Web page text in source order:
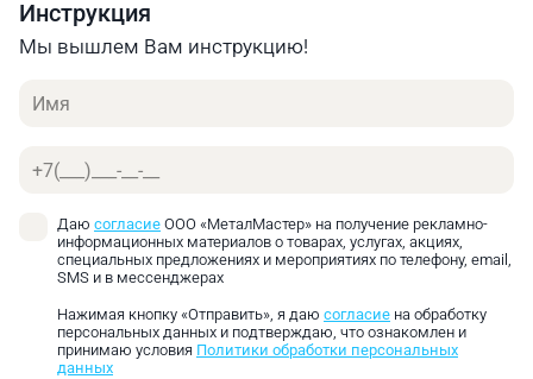
поверхностей достигает HRC 58-62. Подвижная и
неподвижная губки обеспечивают быстрый зажим.
Неподвижная губка имеет цельную конструкцию с
зажимной планкой и винтами, имеет
фиксации цилиндрических заготовок.
смыкания до максимально возможного значения
для каждой модели модели.
Инструкция
Мы вышлем Вам инструкцию!
Имя
Телефон
Даю согласие ООО «МеталМастер» на получение рекламно-
информационных материалов о товарах, услугах, акциях,
специальных предложениях и мероприятиях по телефону, email,
SMS и в мессенджерах
Нажимая кнопку «Отправить», я даю согласие на обработку
персональных данных и подтверждаю, что ознакомлен и
принимаю условия Политики обработки персональных
данных